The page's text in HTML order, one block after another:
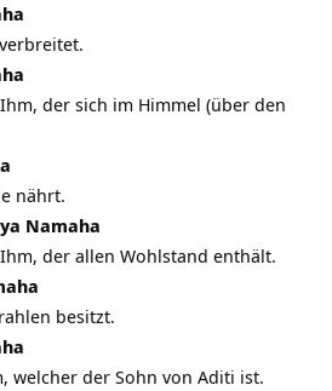
der sich im Himmel (über den
nährt.
Namaha
der allen Wohlstand enthält.
besitzt.
welcher der Sohn von Aditi ist.